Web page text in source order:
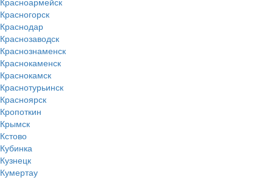
Красногорск
Краснодар
Краснозаводск
Краснознаменск
Краснокаменск
Краснокамск
Краснотурьинск
Красноярск
Кропоткин
Крымск
Кстово
Кубинка
Кузнецк
Кумертау